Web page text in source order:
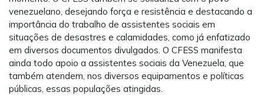
venezuelano, desejando força e resistência e destacando a
importância do trabalho de assistentes sociais em
situações de desastres e calamidades, como já enfatizado
em diversos documentos divulgados. O CFESS manifesta
ainda todo apoio a assistentes sociais da Venezuela, que
também atendem, nos diversos equipamentos e políticas
públicas, essas populações atingidas.